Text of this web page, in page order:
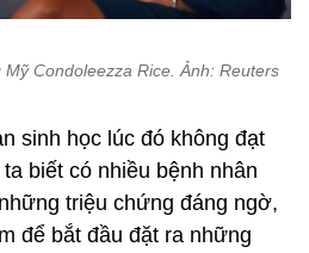
Condoleezza Rice. Ảnh: Reuters
sinh học lúc đó không đạt
biết có nhiều bệnh nhân
triệu chứng đáng ngờ,
để bắt đầu đặt ra những